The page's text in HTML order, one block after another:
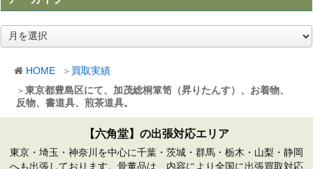
HOME
買取実績
東京都豊島区にて、加茂総桐箪笥（昇りたんす）、お着物、
反物、書道具、煎茶道具。
ア
ー
【六角堂】の出張対応エリア
東京・埼玉・神奈川を中心に千葉・茨城・群馬・栃木・山梨・静岡
へも出張しております。骨董品は、内容により全国に出張買取対応